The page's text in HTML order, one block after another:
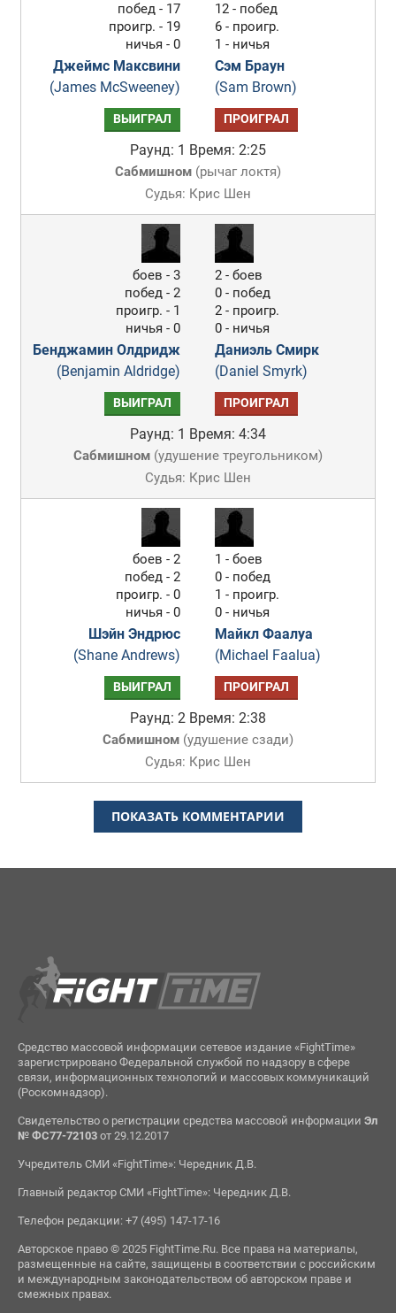
побед - 17
проигр. - 19
ничья - 0
Джеймс Максвини
(James McSweeney)
12 - побед
6 - проигр.
1 - ничья
Сэм Браун
(Sam Brown)
ВЫИГРАЛ ПРОИГРАЛ
Раунд: 1 Время: 2:25
Сабмишном(рычаг локтя)
Судья: Крис Шен
боев - 3
побед - 2
проигр. - 1
ничья - 0
Бенджамин Олдридж
(Benjamin Aldridge)
2 - боев
0 - побед
2 - проигр.
0 - ничья
Даниэль Смирк
(Daniel Smyrk)
ВЫИГРАЛ ПРОИГРАЛ
Раунд: 1 Время: 4:34
Сабмишном(удушение треугольником)
Судья: Крис Шен
боев - 2
побед - 2
проигр. - 0
ничья - 0
Шэйн Эндрюс
(Shane Andrews)
1 - боев
0 - побед
1 - проигр.
0 - ничья
Майкл Фаалуа
(Michael Faalua)
ВЫИГРАЛ ПРОИГРАЛ
Раунд: 2 Время: 2:38
Сабмишном(удушение сзади)
Судья: Крис Шен
ПОКАЗАТЬ КОММЕНТАРИИ
Средство массовой информации сетевое издание «FightTime»
зарегистрировано Федеральной службой по надзору в сфере
связи, информационных технологий и массовых коммуникаций
(Роскомнадзор).
Свидетельство о регистрации средства массовой информации Эл
№ ФС77-72103от 29.12.2017
Учредитель СМИ «FightTime»: Чередник Д.В.
Главный редактор СМИ «FightTime»: Чередник Д.В.
Телефон редакции: +7 (495) 147-17-16
Авторское право © 2025 FightTime.Ru. Все права на материалы,
размещенные на сайте, защищены в соответствии с российским
и международным законодательством об авторском праве и
смежных правах.